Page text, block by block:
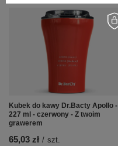
Kubek do kawy Dr.Bacty Apollo -
227 ml - czerwony - Z twoim
grawerem
65,03 zł / szt.